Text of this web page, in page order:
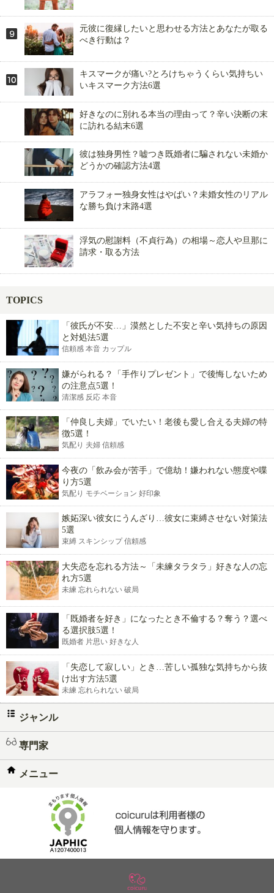
元彼に復縁したいと思わせる方法とあなたが取る
べき行動は？
キスマークが痛い?とろけちゃうくらい気持ちい
いキスマーク方法6選
好きなのに別れる本当の理由って？辛い決断の末
に訪れる結末6選
彼は独身男性？嘘つき既婚者に騙されない未婚か
どうかの確認方法4選
アラフォー独身女性はやばい？未婚女性のリアル
な勝ち負け末路4選
浮気の慰謝料（不貞行為）の相場～恋人や旦那に
請求・取る方法
TOPICS
「彼氏が不安…」漠然とした不安と辛い気持ちの原因
と対処法5選
信頼感 本音 カップル
嫌がられる？「手作りプレゼント」で後悔しないため
の注意点5選！
清潔感 反応 本音
「仲良し夫婦」でいたい！老後も愛し合える夫婦の特
徴5選！
気配り 夫婦 信頼感
今夜の「飲み会が苦手」で億劫！嫌われない態度や喋
り方5選
気配り モチベーション 好印象
嫉妬深い彼女にうんざり…彼女に束縛させない対策法
5選
束縛 スキンシップ 信頼感
大失恋を忘れる方法～「未練タラタラ」好きな人の忘
れ方5選
未練 忘れられない 破局
「既婚者を好き」になったとき不倫する？奪う？選べ
る選択肢5選！
既婚者 片思い 好きな人
「失恋して寂しい」とき…苦しい孤独な気持ちから抜
け出す方法5選
未練 忘れられない 破局
ジャンル
専門家
メニュー